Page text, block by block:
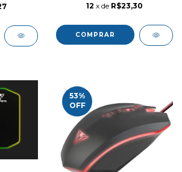
12 x de R$23,30
53%
OFF